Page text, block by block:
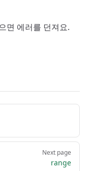
면 에러를 던져요.
Next page
range